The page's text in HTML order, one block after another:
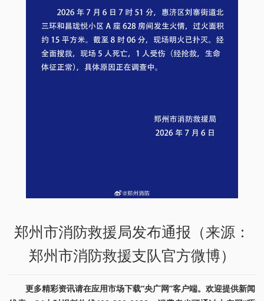
郑州市消防救援局发布通报（来源：
郑州市消防救援支队官方微博）
更多精彩资讯请在应用市场下载“央广网”客户端。欢迎提供新闻